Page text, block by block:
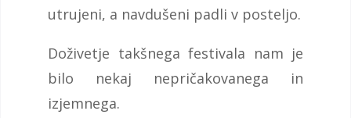
utrujeni, a navdušeni padli v posteljo.
Doživetje takšnega festivala nam je
bilo nekaj nepričakovanega in
izjemnega.